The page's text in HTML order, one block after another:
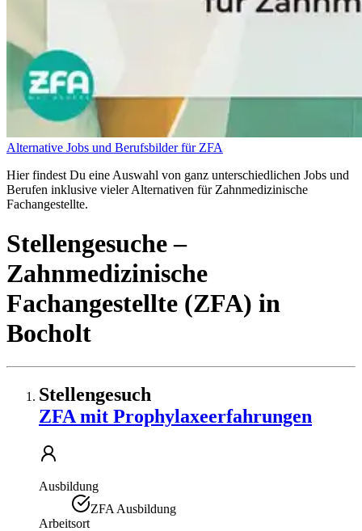
Alternative Jobs und Berufsbilder für ZFA
Hier findest Du eine Auswahl von ganz unterschiedlichen Jobs und
Berufen inklusive vieler Alternativen für Zahnmedizinische
Fachangestellte.
Stellengesuche–
Zahnmedizinische
Fachangestellte (ZFA) in
Bocholt
Stellengesuch
ZFA mit Prophylaxeerfahrungen
Ausbildung
ZFA Ausbildung
Arbeitsort